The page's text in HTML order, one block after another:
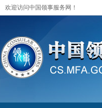
欢迎访问中国领事服务网！